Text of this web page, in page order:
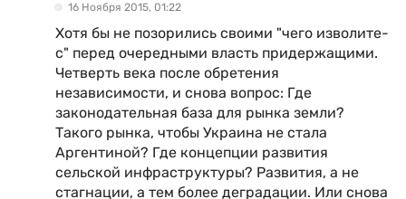
16 Ноября 2015, 01:22
Хотя бы не позорились своими "чего изволите-
с" перед очередными власть придержащими.
Четверть века после обретения
независимости, и снова вопрос: Где
законодательная база для рынка земли?
Такого рынка, чтобы Украина не стала
Аргентиной? Где концепции развития
сельской инфраструктуры? Развития, а не
стагнации, а тем более деградации. Или снова